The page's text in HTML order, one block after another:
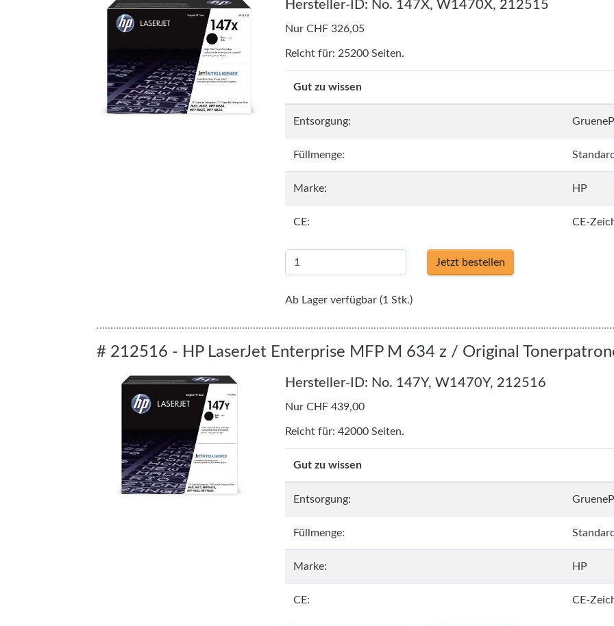
Hersteller-ID: No. 147X, W1470X, 212515
Nur CHF 326,05
Reicht für: 25200 Seiten.
Gut zu wissen
Entsorgung:
Füllmenge: Standard
Marke: HP
CE: CE-
Jetzt bestellen
Ab Lager verfügbar (1 Stk.)
# 212516 - HP LaserJet Enterprise MFP M 634 z / Original
Hersteller-ID: No. 147Y, W1470Y, 212516
Nur CHF 439,00
Reicht für: 42000 Seiten.
Gut zu wissen
Entsorgung:
Füllmenge: Standard
Marke: HP
CE: CE-